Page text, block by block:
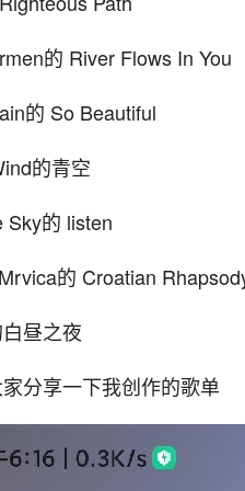
的 River Flows In You
的 So Beautiful
的青空
Sky的 listen
的 Croatian
昼之夜
分享一下我创作的歌单